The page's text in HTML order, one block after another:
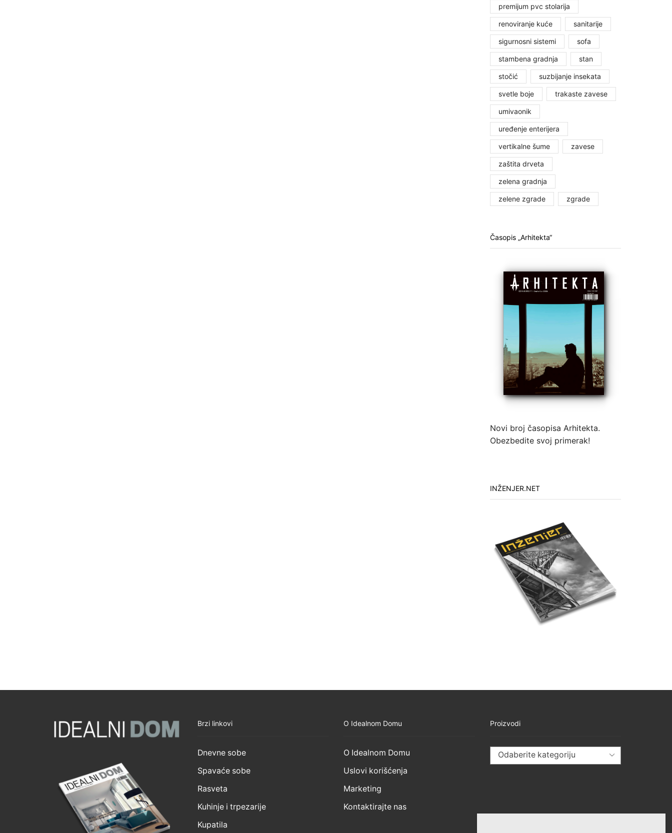
premijum pvc stolarija
renoviranje kuće sanitarije
sigurnosni sistemi sofa
stambena gradnja stan
stočić suzbijanje insekata
svetle boje trakaste zavese
umivaonik
uređenje enterijera
vertikalne šume zavese
zaštita drveta
zelena gradnja
zelene zgrade zgrade
Časopis „Arhitekta“
Novi broj časopisa Arhitekta.
Obezbedite svoj primerak!
INŽENJER.NET
Brzi linkovi
Dnevne sobe
Spavaće sobe
Rasveta
Kuhinje i trpezarije
Kupatila
O Idealnom Domu
O Idealnom Domu
Uslovi korišćenja
Marketing
Kontaktirajte nas
Proizvodi
Odaberite kategoriju